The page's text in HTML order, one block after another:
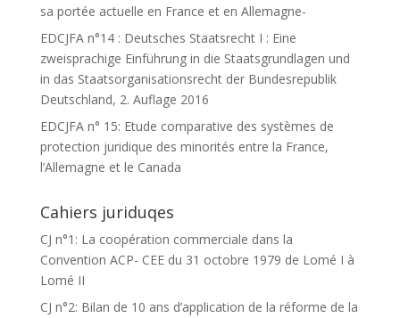
sa portée actuelle en France et en Allemagne-
EDCJFA n°14 : Deutsches Staatsrecht I : Eine
zweisprachige Einführung in die Staatsgrundlagen und
in das Staatsorganisationsrecht der Bundesrepublik
Deutschland, 2. Auflage 2016
EDCJFA n° 15: Etude comparative des systèmes de
protection juridique des minorités entre la France,
l’Allemagne et le Canada
Cahiers juriduqes
CJ n°1: La coopération commerciale dans la
Convention ACP- CEE du 31 octobre 1979 de Lomé I à
Lomé II
CJ n°2: Bilan de 10 ans d’application de la réforme de la